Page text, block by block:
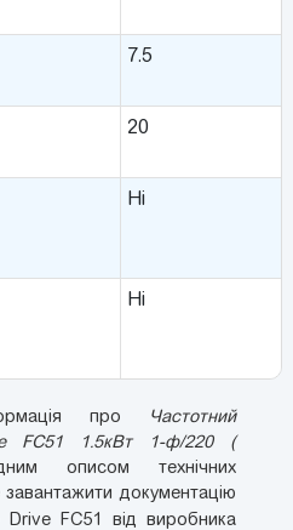
7.5
20
Ні
Ні
про
Частотний
FC51 1.5кВт 1-ф/220 (
описом технічних
документацію
Drive FC51 від виробника